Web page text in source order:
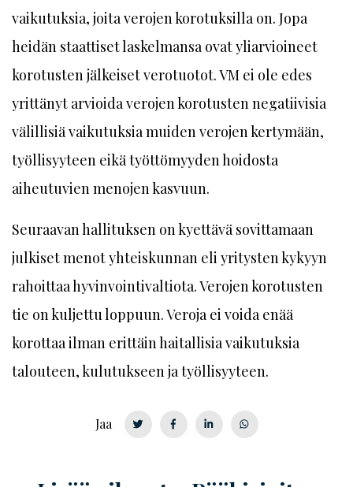
vaikutuksia, joita verojen korotuksilla on. Jopa
heidän staattiset laskelmansa ovat yliarvioineet
korotusten jälkeiset verotuotot. VM ei ole edes
yrittänyt arvioida verojen korotusten negatiivisia
välillisiä vaikutuksia muiden verojen kertymään,
työllisyyteen eikä työttömyyden hoidosta
aiheutuvien menojen kasvuun.
Seuraavan hallituksen on kyettävä sovittamaan
julkiset menot yhteiskunnan eli yritysten kykyyn
rahoittaa hyvinvointivaltiota. Verojen korotusten
tie on kuljettu loppuun. Veroja ei voida enää
korottaa ilman erittäin haitallisia vaikutuksia
talouteen, kulutukseen ja työllisyyteen.
Jaa